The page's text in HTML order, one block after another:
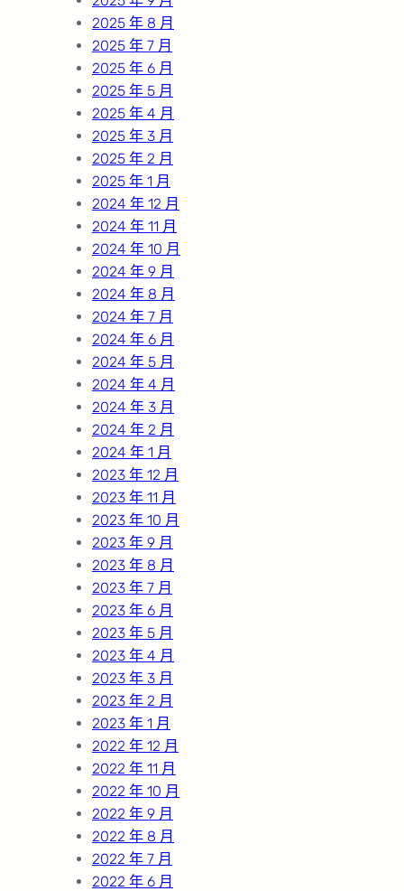
2025 年 8 月
2025 年 7 月
2025 年 6 月
2025 年 5 月
2025 年 4 月
2025 年 3 月
2025 年 2 月
2025 年 1 月
2024 年 12 月
2024 年 11 月
2024 年 10 月
2024 年 9 月
2024 年 8 月
2024 年 7 月
2024 年 6 月
2024 年 5 月
2024 年 4 月
2024 年 3 月
2024 年 2 月
2024 年 1 月
2023 年 12 月
2023 年 11 月
2023 年 10 月
2023 年 9 月
2023 年 8 月
2023 年 7 月
2023 年 6 月
2023 年 5 月
2023 年 4 月
2023 年 3 月
2023 年 2 月
2023 年 1 月
2022 年 12 月
2022 年 11 月
2022 年 10 月
2022 年 9 月
2022 年 8 月
2022 年 7 月
2022 年 6 月